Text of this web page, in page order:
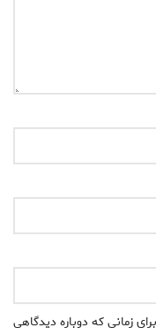
زمانی که دوباره دیدگاهی